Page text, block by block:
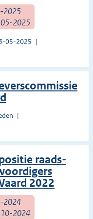
2025
2025
05-2025
raads-
2022
2024
10-2024